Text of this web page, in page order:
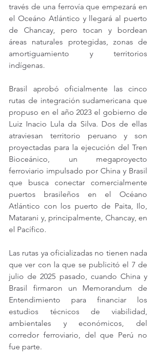
través de una ferrovía que empezará en
el Oceáno Atlántico y llegará al puerto
de Chancay, pero tocan y bordean
áreas naturales protegidas, zonas de
amortiguamiento y territorios
indígenas.
Brasil aprobó oficialmente las cinco
rutas de integración sudamericana que
propuso en el año 2023 el gobierno de
Luiz Inacio Lula da Silva. Dos de ellas
atraviesan territorio peruano y son
proyectadas para la ejecución del Tren
Bioceánico, un megaproyecto
ferroviario impulsado por China y Brasil
que busca conectar comercialmente
puertos brasileños en el Océano
Atlántico con los puerto de Paita, Ilo,
Matarani y, principalmente, Chancay, en
el Pacífico.
Las rutas ya oficializadas no tienen nada
que ver con la que se publicitó el 7 de
julio de 2025 pasado, cuando China y
Brasil firmaron un Memorandum de
Entendimiento para financiar los
estudios técnicos de viabilidad,
ambientales y económicos, del
corredor ferroviario, del que Perú no
fue parte.